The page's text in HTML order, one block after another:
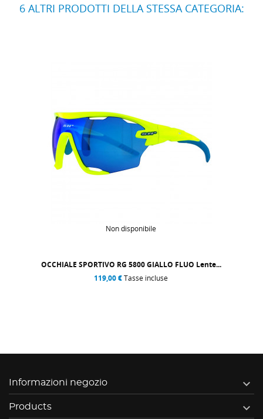
6 ALTRI PRODOTTI DELLA STESSA CATEGORIA:
FLUO Lente...
OCCHIALE SPORTIVO RG 5800
Informazioni negozio 
Products 